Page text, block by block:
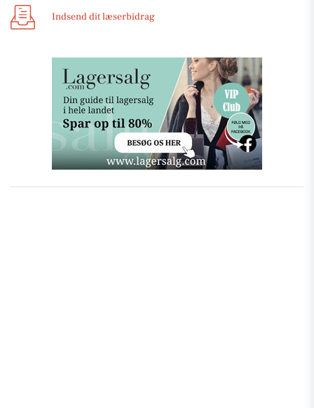
Indsend dit læserbidrag